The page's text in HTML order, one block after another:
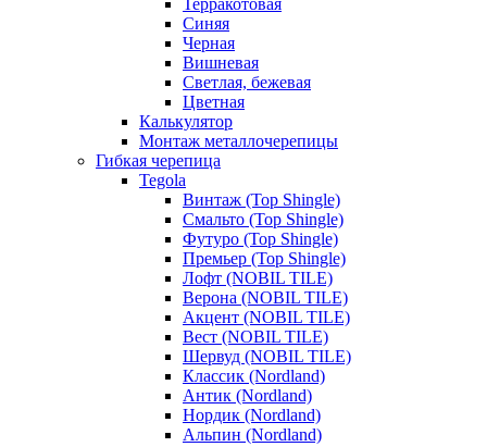
Терракотовая
Синяя
Черная
Вишневая
Светлая, бежевая
Цветная
Калькулятор
Монтаж металлочерепицы
Гибкая черепица
Tegola
Винтаж (Top Shingle)
Смальто (Top Shingle)
Футуро (Top Shingle)
Премьер (Top Shingle)
Лофт (NOBIL TILE)
Верона (NOBIL TILE)
Акцент (NOBIL TILE)
Вест (NOBIL TILE)
Шервуд (NOBIL TILE)
Классик (Nordland)
Антик (Nordland)
Нордик (Nordland)
Альпин (Nordland)